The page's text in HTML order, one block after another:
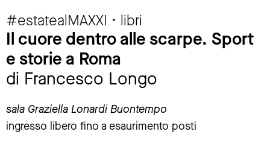
#estatealMAXXI • libri
Il cuore dentro alle scarpe. Sport
e storie a Roma
di Francesco Longo
sala Graziella Lonardi Buontempo
ingresso libero fino a esaurimento posti